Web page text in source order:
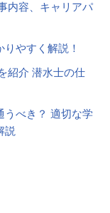
内容、キャリアパ
やすく解説！
紹介 潜水士の仕
うべき？ 適切な学
説